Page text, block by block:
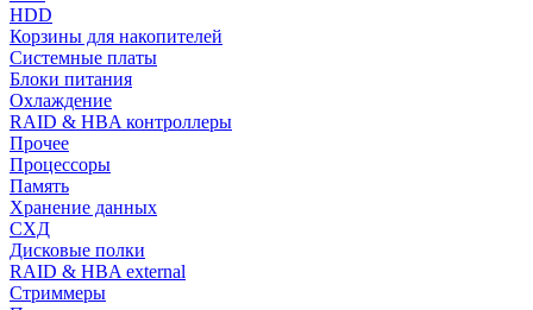
HDD
Корзины для накопителей
Системные платы
Блоки питания
Охлаждение
RAID & HBA контроллеры
Прочее
Процессоры
Память
Хранение данных
СХД
Дисковые полки
RAID & HBA external
Стриммеры